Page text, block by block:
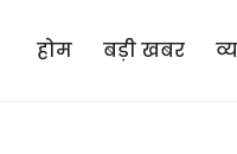
होम बड़ी खबर